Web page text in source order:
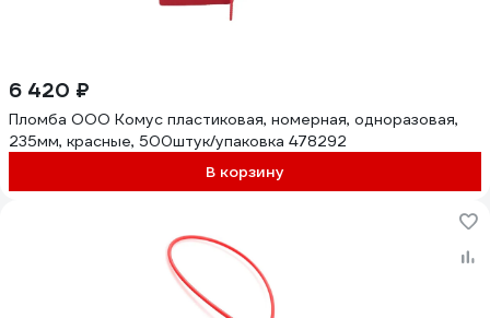
6 420 ₽
Пломба ООО Комус пластиковая, номерная, одноразовая,
235мм, красные, 500штук/упаковка 478292
В корзину